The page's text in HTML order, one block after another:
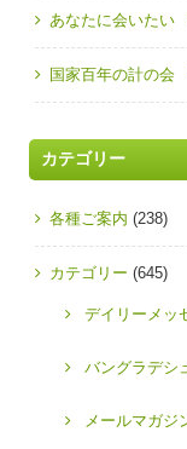
あなたに会いた
国家百年の計の
カテゴリー
各種ご案内 (238)
カテゴリー (645)
デイリーメッ
バングラデシ
メールマガジ